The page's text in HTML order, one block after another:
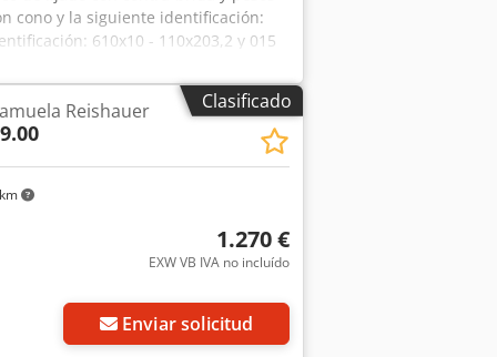
cono y la siguiente identificación:
610x10 - 110x203,2 y 015
de precisión para discos de
del disco: H 203,20. Cono
brida y pesos de equilibrado. Las
es de 540 €, neto, en nuestras
en los datos técnicos. Djdpfxoy Nlh
Clasificado
Reishauer
1.270 €
EXW VB IVA no incluído
Enviar solicitud